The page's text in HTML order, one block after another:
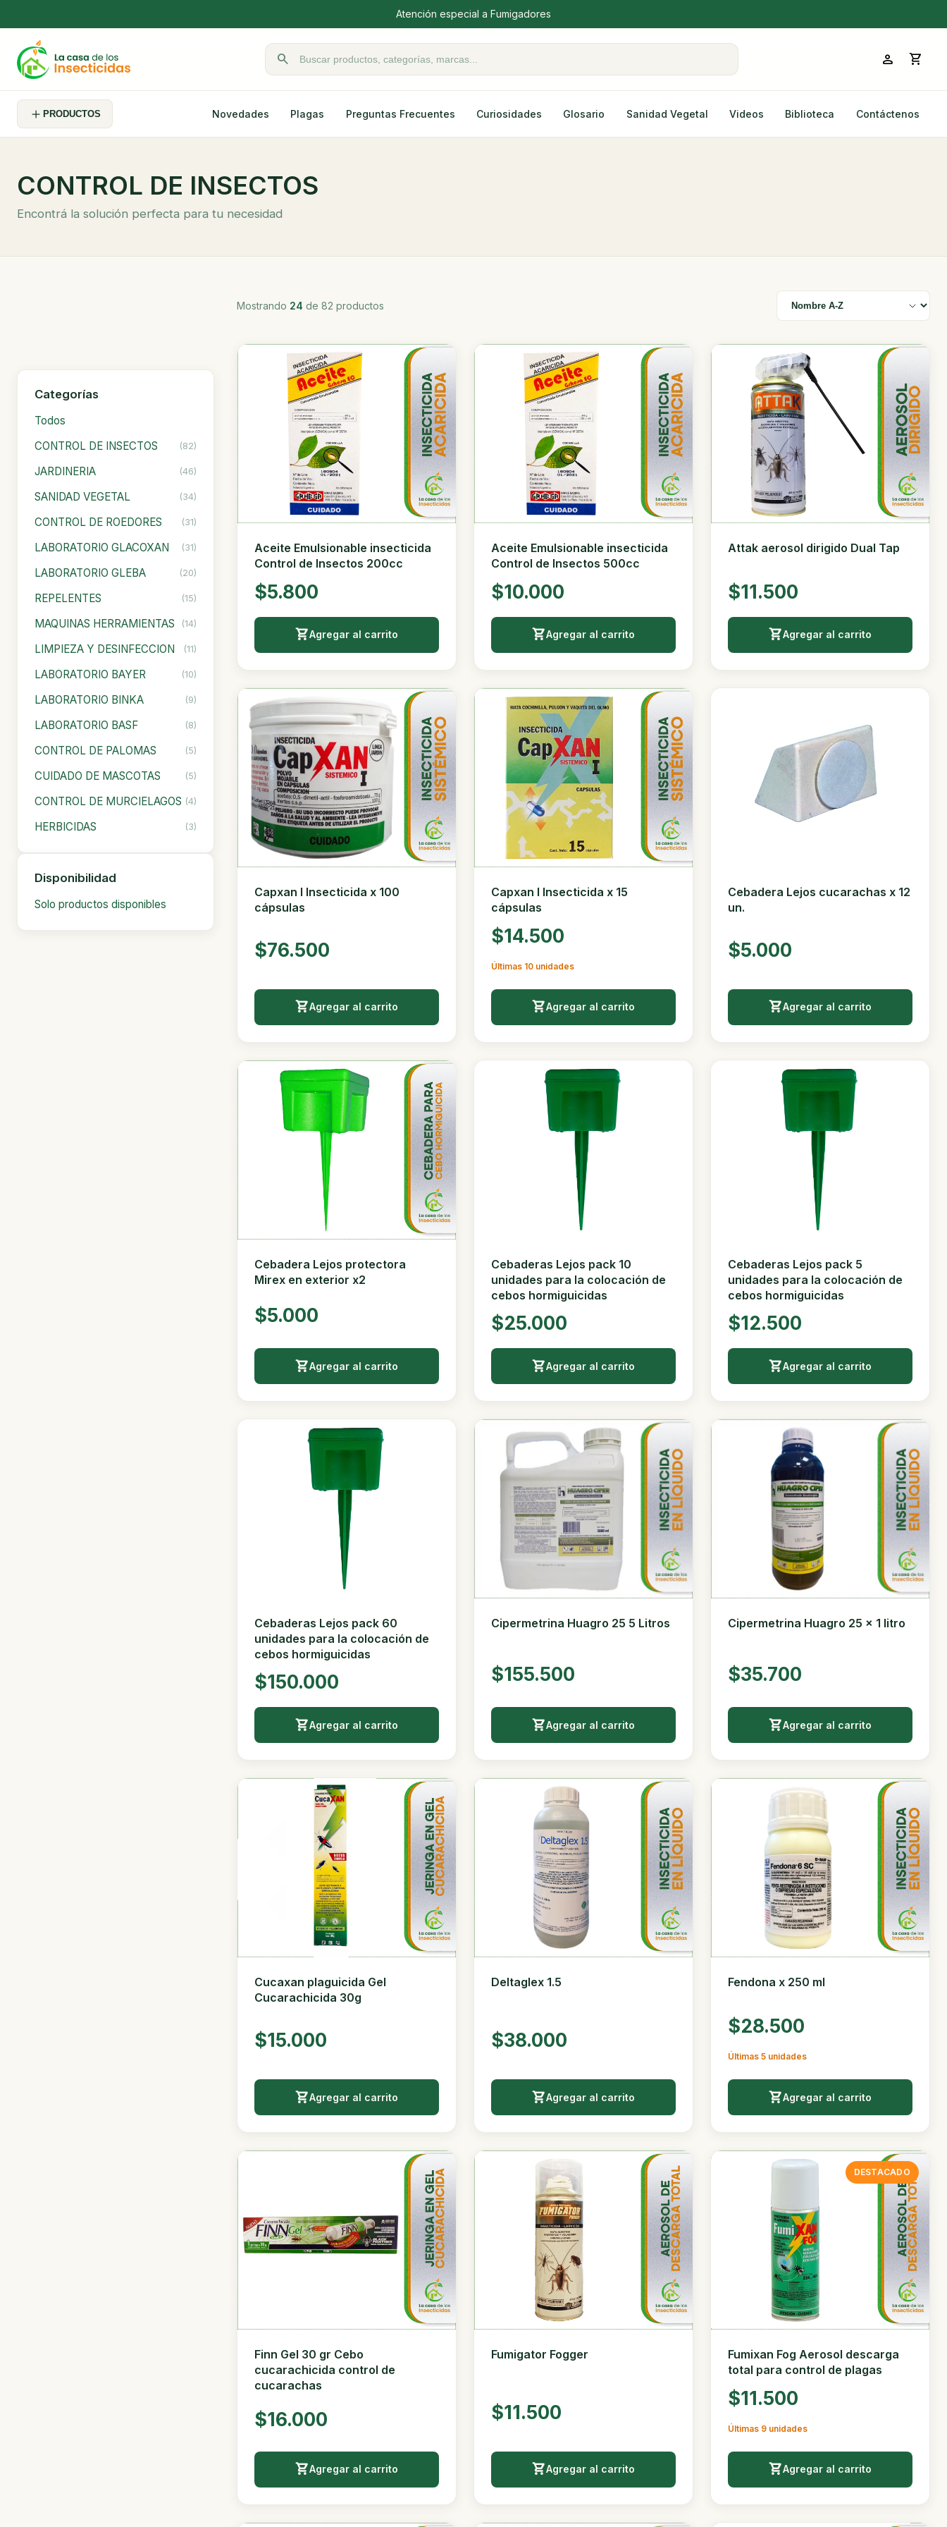
Atención especial a Fumigadores
Buscar productos
search person shopping_cart
PRODUCTOS Novedades Plagas Preguntas Frecuentes Curiosidades Glosario Sanidad Vegetal Videos Biblioteca Contáctenos
CONTROL DE INSECTOS
Encontrá la solución perfecta para tu necesidad
Categorías
Todos
CONTROL DE INSECTOS
(82)
JARDINERIA (46)
SANIDAD VEGETAL (34)
CONTROL DE ROEDORES (31)
LABORATORIO GLACOXAN (31)
LABORATORIO GLEBA (20)
REPELENTES (15)
MAQUINAS HERRAMIENTAS (14)
LIMPIEZA Y DESINFECCION (11)
LABORATORIO BAYER (10)
LABORATORIO BINKA (9)
LABORATORIO BASF (8)
CONTROL DE PALOMAS (5)
CUIDADO DE MASCOTAS (5)
CONTROL DE MURCIELAGOS (4)
HERBICIDAS (3)
Disponibilidad
Solo productos disponibles
Mostrando 24 de 82 productos
Ordenar por
Aceite Emulsionable insecticida
Control de Insectos 200cc
$5.800
Agregar al carrito
Aceite Emulsionable insecticida
Control de Insectos 500cc
$10.000
Agregar al carrito
Attak aerosol dirigido Dual Tap
$11.500
Agregar al carrito
Capxan I Insecticida x 100
cápsulas
$76.500
Agregar al carrito
Capxan I Insecticida x 15
cápsulas
$14.500
Últimas 10 unidades
Agregar al carrito
Cebadera Lejos cucarachas x 12
un.
$5.000
Agregar al carrito
Cebadera Lejos protectora
Mirex en exterior x2
$5.000
Agregar al carrito
Cebaderas Lejos pack 10
unidades para la colocación de
cebos hormiguicidas
$25.000
Agregar al carrito
Cebaderas Lejos pack 5
unidades para la colocación de
cebos hormiguicidas
$12.500
Agregar al carrito
Cebaderas Lejos pack 60
unidades para la colocación de
cebos hormiguicidas
$150.000
Agregar al carrito
Cipermetrina Huagro 25 5 Litros
$155.500
Agregar al carrito
Cipermetrina Huagro 25 x 1 litro
$35.700
Agregar al carrito
Cucaxan plaguicida Gel
Cucarachicida 30g
$15.000
Agregar al carrito
Deltaglex 1.5
$38.000
Agregar al carrito
Fendona x 250 ml
$28.500
Últimas 5 unidades
Agregar al carrito
Finn Gel 30 gr Cebo
cucarachicida control de
cucarachas
$16.000
Agregar al carrito
Fumigator Fogger
$11.500
Agregar al carrito
DESTACADO
Fumixan Fog Aerosol descarga
total para control de plagas
$11.500
Últimas 9 unidades
Agregar al carrito